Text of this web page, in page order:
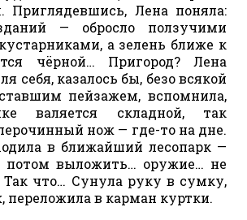
Приглядевшись, Лена поняла:
— обросло ползучими
а зелень ближе к
чёрной… Пригород? Лена
себя, казалось бы, безо всякой
пейзажем, вспомнила,
валяется складной, так
нож — где-то на дне.
в ближайший лесопарк —
потом выложить… оружие… не
Так что… Сунула руку в сумку,
переложила в карман куртки.